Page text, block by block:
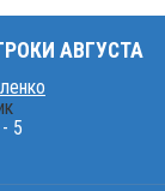
АВГУСТА
5